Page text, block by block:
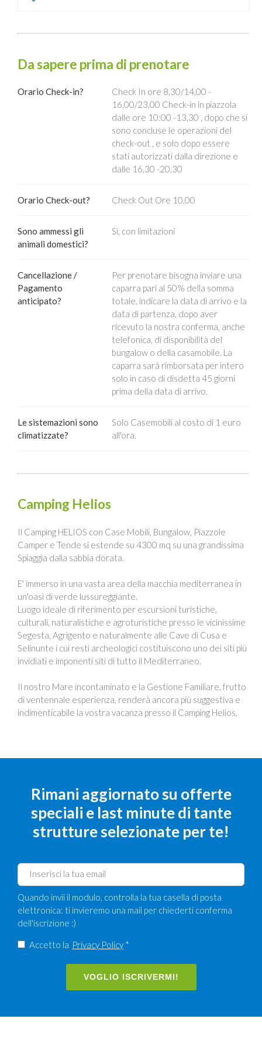
Da sapere prima di prenotare
Orario Check-in?
Check In ore 8,30/14,00 -
16,00/23,00 Check-in in piazzola
dalle ore 10:00 -13,30 , dopo che si
sono concluse le operazioni del
check-out , e solo dopo essere
stati autorizzati dalla direzione e
dalle 16,30 -20,30
Orario Check-out? Check Out Ore 10,00
Sono ammessi gli
animali domestici?
Sì, con limitazioni
Cancellazione /
Pagamento
anticipato?
Per prenotare bisogna inviare una
caparra pari al 50% della somma
totale, indicare la data di arrivo e la
data di partenza, dopo aver
ricevuto la nostra conferma, anche
telefonica, di disponibilità del
bungalow o della casamobile. La
caparra sarà rimborsata per intero
solo in caso di disdetta 45 giorni
prima della data di arrivo.
Le sistemazioni sono
climatizzate?
Solo Casemobili al costo di 1 euro
all'ora.
Camping Helios
Il Camping HELIOS con Case Mobili, Bungalow, Piazzole
Camper e Tende si estende su 4300 mq su una grandissima
Spiaggia dalla sabbia dorata.
E' immerso in una vasta area della macchia mediterranea in
un'oasi di verde lussureggiante.
Luogo ideale di riferimento per escursioni turistiche,
culturali, naturalistiche e agroturistiche presso le vicinissime
Segesta, Agrigento e naturalmente alle Cave di Cusa e
Selinunte i cui resti archeologici costituiscono uno dei siti più
invidiati e imponenti siti di tutto il Mediterraneo.
Il nostro Mare incontaminato e la Gestione Familiare, frutto
di ventennale esperienza, renderà ancora più suggestiva e
indimenticabile la vostra vacanza presso il Camping Helios.
Rimani aggiornato su offerte
speciali e last minute di tante
strutture selezionate per te!
Quando invii il modulo, controlla la tua casella di posta
elettronica: ti invieremo una mail per chiederti conferma
dell'iscrizione :)
Accetto la Privacy Policy *
VOGLIO ISCRIVERMI!